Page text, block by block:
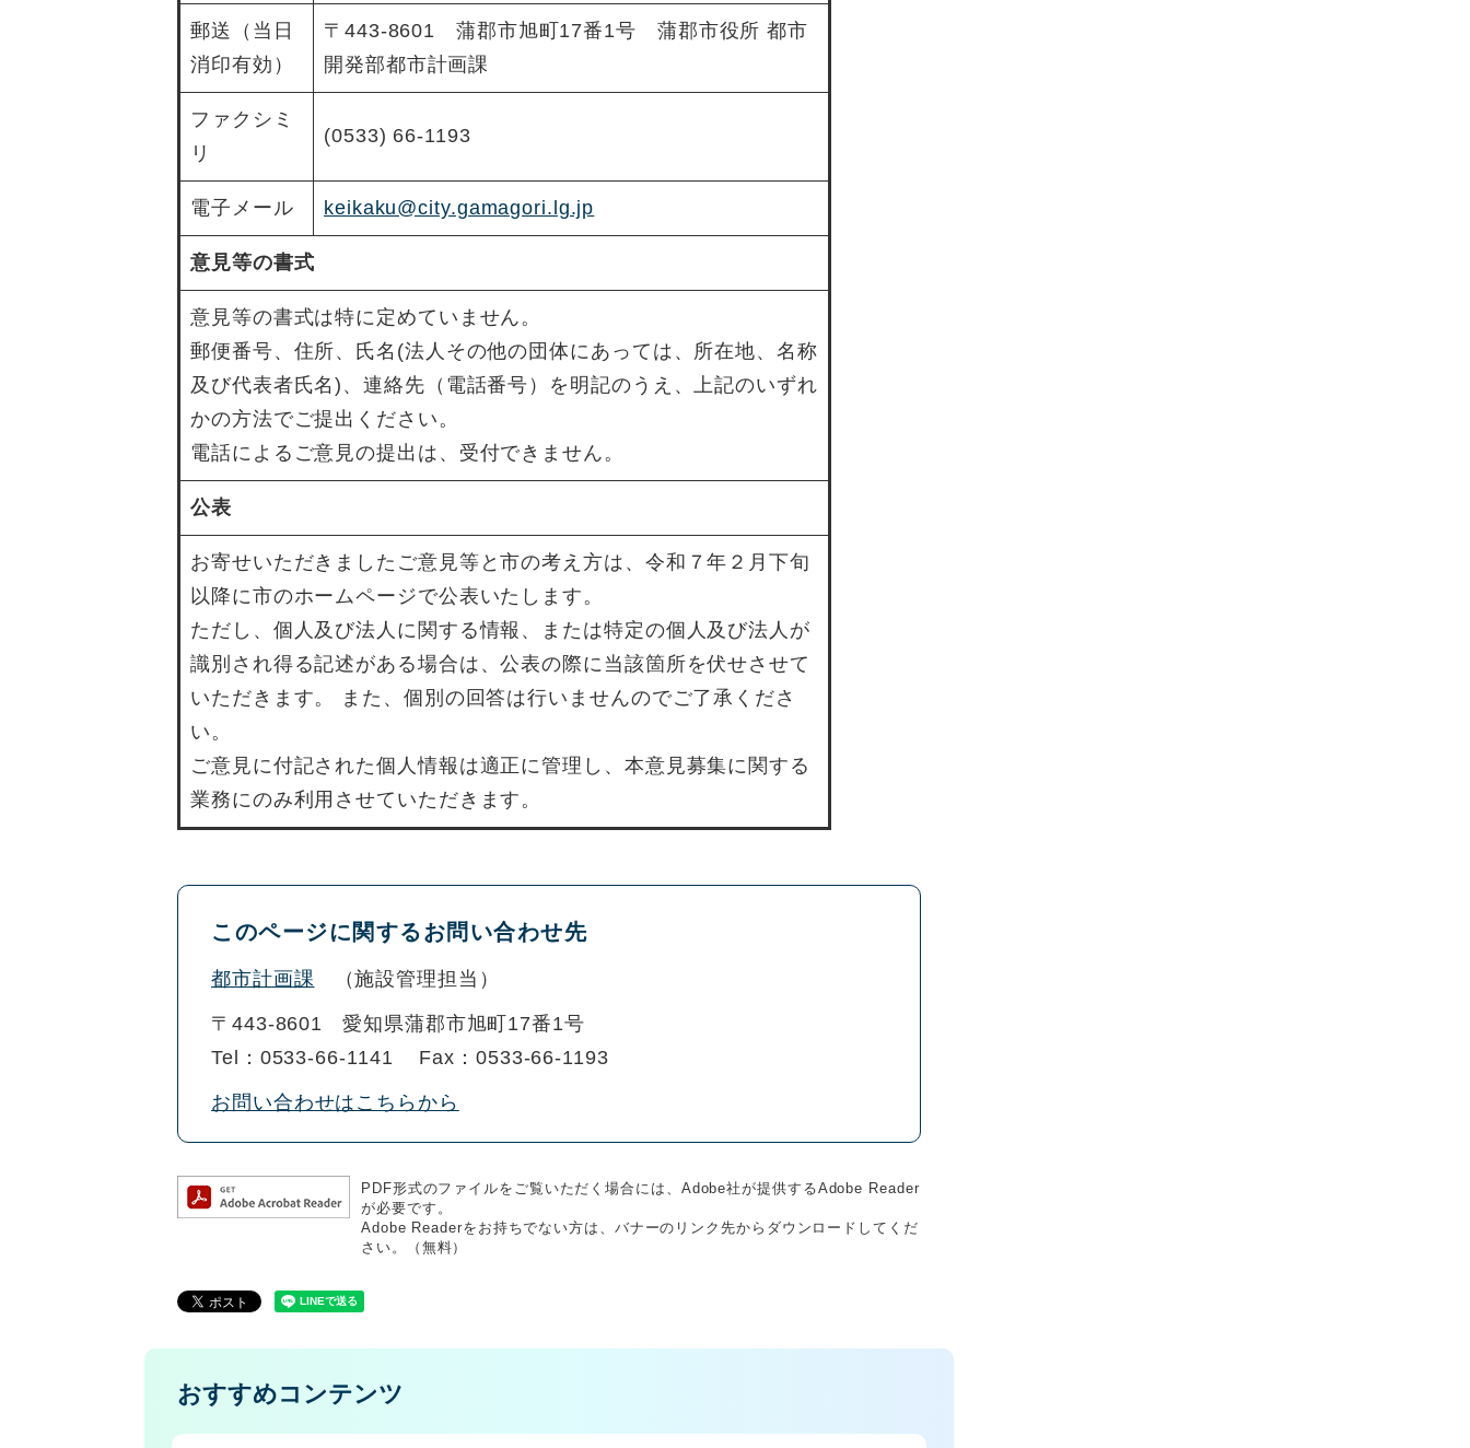
郵送（当日
消印有効）
〒443-8601 蒲郡市旭町17番1号 蒲郡市役所 都市
開発部都市計画課
ファクシミ
リ
(0533) 66-1193
電子メール keikaku@city.gamagori.lg.jp
意見等の書式
意見等の書式は特に定めていません。
郵便番号、住所、氏名(法人その他の団体にあっては、所在地、名称
及び代表者氏名)、連絡先（電話番号）を明記のうえ、上記のいずれ
かの方法でご提出ください。
電話によるご意見の提出は、受付できません。
公表
お寄せいただきましたご意見等と市の考え方は、令和７年２月下旬
以降に市のホームページで公表いたします。
ただし、個人及び法人に関する情報、または特定の個人及び法人が
識別され得る記述がある場合は、公表の際に当該箇所を伏せさせて
いただきます。 また、個別の回答は行いませんのでご了承くださ
い。
ご意見に付記された個人情報は適正に管理し、本意見募集に関する
業務にのみ利用させていただきます。
このページに関するお問い合わせ先
都市計画課 施設管理担当
〒443-8601
愛知県蒲郡市旭町17番1号
Tel：0533-66-1141
Fax：0533-66-1193
お問い合わせはこちらから
PDF形式のファイルをご覧いただく場合には、Adobe社が提供するAdobe Reader
が必要です。
Adobe Readerをお持ちでない方は、バナーのリンク先からダウンロードしてくだ
さい。（無料）
おすすめコンテンツ